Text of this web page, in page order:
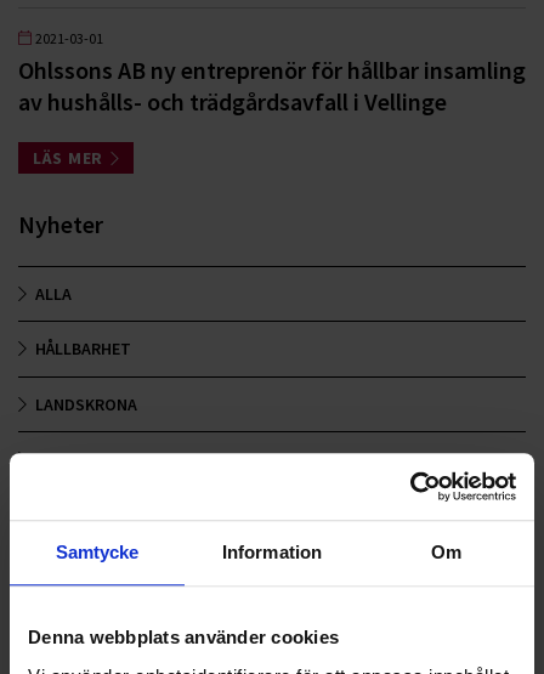
Samtycke Information Om
Denna webbplats använder cookies
2021-03-01
Ohlssons AB ny entreprenör för hållbar insamling
av hushålls- och trädgårdsavfall i Vellinge
LÄS MER
Nyheter
ALLA
HÅLLBARHET
LANDSKRONA
NYA UPPDRAG
OHLSSONS REGION SYD